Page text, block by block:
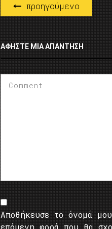
προηγούμενο
ΑΦΉΣΤΕ ΜΙΑ ΑΠΆΝΤΗΣΗ
Αποθήκευσε το όνομά
επόμενη φορά που θα